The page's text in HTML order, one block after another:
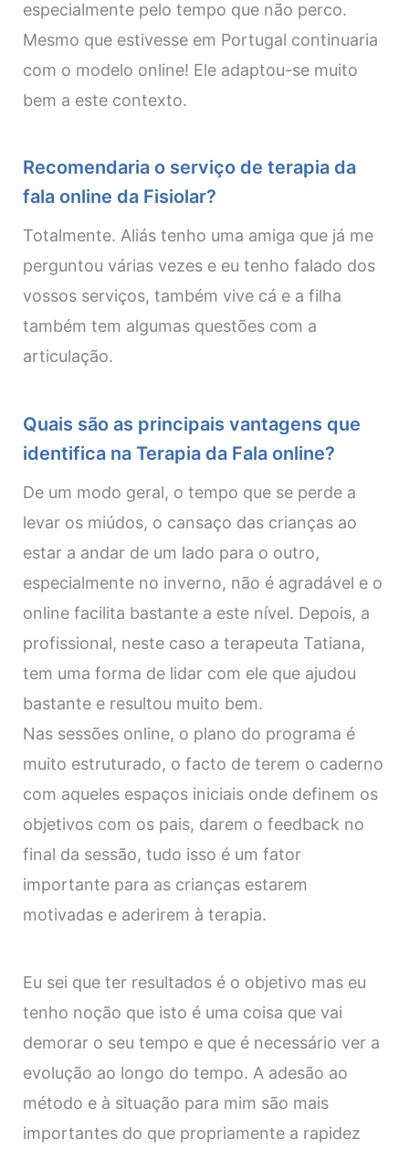
especialmente pelo tempo que não perco.
Mesmo que estivesse em Portugal continuaria
com o modelo online! Ele adaptou-se muito
bem a este contexto.
Recomendaria o serviço de terapia da
fala online da Fisiolar?
Totalmente. Aliás tenho uma amiga que já me
perguntou várias vezes e eu tenho falado dos
vossos serviços, também vive cá e a filha
também tem algumas questões com a
articulação.
Quais são as principais vantagens que
identifica na Terapia da Fala online?
De um modo geral, o tempo que se perde a
levar os miúdos, o cansaço das crianças ao
estar a andar de um lado para o outro,
especialmente no inverno, não é agradável e o
online facilita bastante a este nível. Depois, a
profissional, neste caso a terapeuta Tatiana,
tem uma forma de lidar com ele que ajudou
bastante e resultou muito bem.
Nas sessões online, o plano do programa é
muito estruturado, o facto de terem o caderno
com aqueles espaços iniciais onde definem os
objetivos com os pais, darem o feedback no
final da sessão, tudo isso é um fator
importante para as crianças estarem
motivadas e aderirem à terapia.
Eu sei que ter resultados é o objetivo mas eu
tenho noção que isto é uma coisa que vai
demorar o seu tempo e que é necessário ver a
evolução ao longo do tempo. A adesão ao
método e à situação para mim são mais
importantes do que propriamente a rapidez